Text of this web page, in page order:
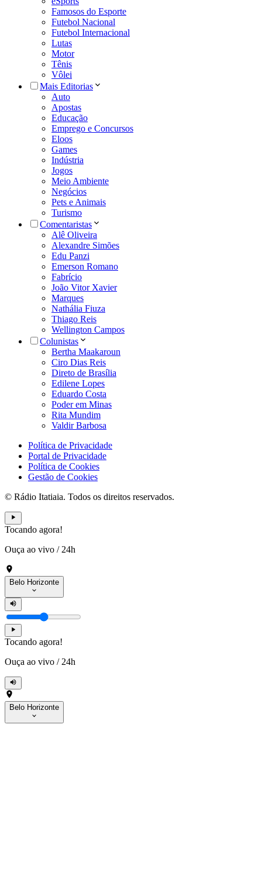
Famosos do Esporte
Futebol Nacional
Futebol Internacional
Lutas
Motor
Tênis
Vôlei
Mais Editorias
Auto
Apostas
Educação
Emprego e Concursos
Eloos
Games
Indústria
Jogos
Meio Ambiente
Negócios
Pets e Animais
Turismo
Comentaristas
Alê Oliveira
Alexandre Simões
Edu Panzi
Emerson Romano
Fabrício
João Vitor Xavier
Marques
Nathália Fiuza
Thiago Reis
Wellington Campos
Colunistas
Bertha Maakaroun
Ciro Dias Reis
Direto de Brasília
Edilene Lopes
Eduardo Costa
Poder em Minas
Rita Mundim
Valdir Barbosa
Política de Privacidade
Portal de Privacidade
Política de Cookies
Gestão de Cookies
© Rádio Itatiaia. Todos os direitos reservados.
Tocando agora!
Ouça ao vivo / 24h
Belo Horizonte
Tocando agora!
Ouça ao vivo / 24h
Belo Horizonte